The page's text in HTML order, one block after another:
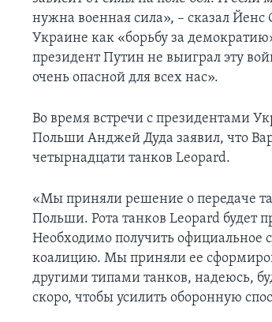
нужна военная сила», – сказал Йенс
Украине как «борьбу за
президент Путин не выиграл эту
очень опасной для всех нас».
Во время встречи с президентами
Польши Анджей Дуда заявил, что
четырнадцати танков Leopard.
«Мы приняли решение о передаче
Польши. Рота танков Leopard будет
Необходимо получить официальное
коалицию. Мы приняли ее
другими типами танков, надеюсь,
скоро, чтобы усилить оборонную